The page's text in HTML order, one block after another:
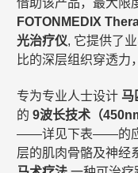
借助该产品，最大限
FOTONMEDIX
光治疗仪, 它提供了
比的深层组织穿透力
专为专业人士设计 马
的9波长技术（
——详见下表——的应
层的肌肉骨骼及神经